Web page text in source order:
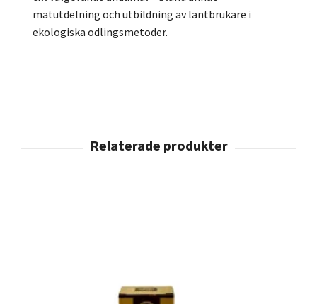
matutdelning och utbildning av lantbrukare i
ekologiska odlingsmetoder.